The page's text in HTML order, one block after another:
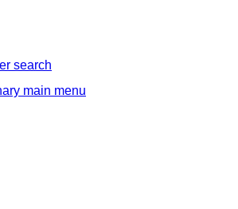
search
main menu